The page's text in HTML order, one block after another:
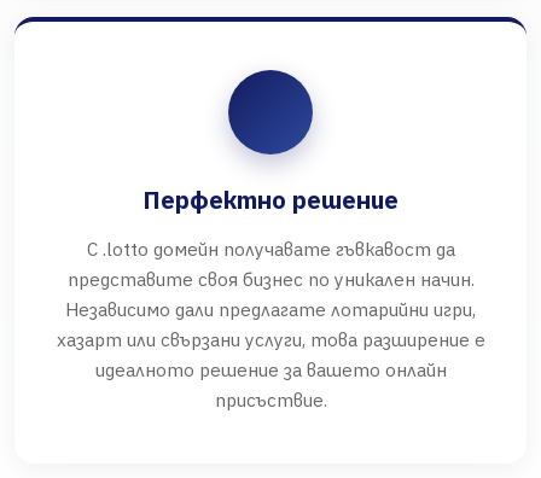
Перфектно решение
С .lotto домейн получавате гъвкавост да
представите своя бизнес по уникален начин.
Независимо дали предлагате лотарийни игри,
хазарт или свързани услуги, това разширение е
идеалното решение за вашето онлайн
присъствие.